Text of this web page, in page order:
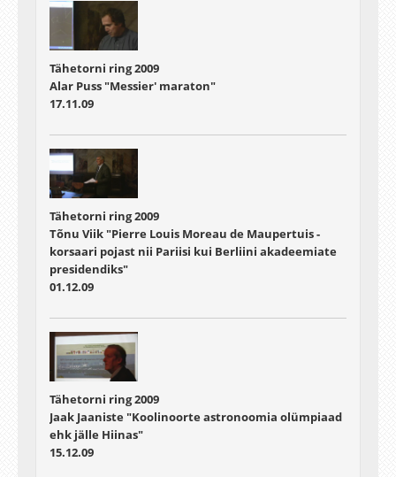
Tähetorni ring 2009
Alar Puss "Messier' maraton"
17.11.09
Tähetorni ring 2009
Tõnu Viik "Pierre Louis Moreau de Maupertuis -
korsaari pojast nii Pariisi kui Berliini akadeemiate
presidendiks"
01.12.09
Tähetorni ring 2009
Jaak Jaaniste "Koolinoorte astronoomia olümpiaad
ehk jälle Hiinas"
15.12.09